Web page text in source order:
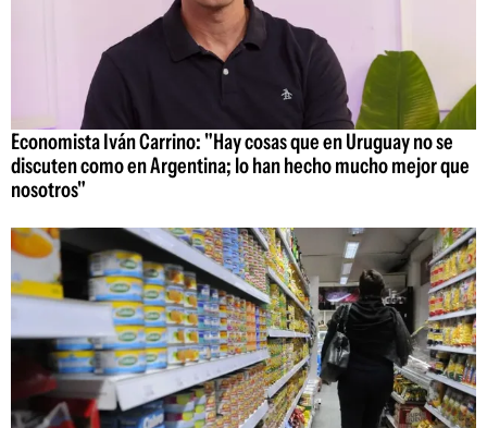
Economista Iván Carrino: "Hay cosas que en Uruguay no se
discuten como en Argentina; lo han hecho mucho mejor que
nosotros"